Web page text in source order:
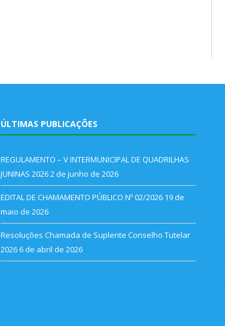
ÚLTIMAS PUBLICAÇÕES
REGULAMENTO – V INTERMUNICIPAL DE QUADRILHAS
JUNINAS 20262 de junho de 2026
EDITAL DE CHAMAMENTO PÚBLICO Nº 02/2026 19 de
maio de 2026
Resoluções Chamada de Suplente Conselho Tutelar
2026 6 de abril de 2026